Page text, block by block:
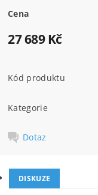
Cena
27 689 Kč
Kód produktu
Kategorie
Dotaz
DISKUZE